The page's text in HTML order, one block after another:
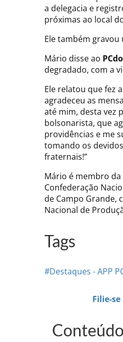
a delegacia e
próximas ao local
Ele também
Mário disse ao
degradado, com a
Ele relatou que fez
agradeceu as
até mim, desta vez
bolsonarista, que
providências e me
tomando os
fraternais!”
Mário é membro da
Confederação
de Campo Grande,
Nacional de
Tags
#Destaques - APP
Filie-